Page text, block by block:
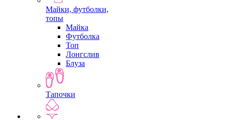
Майки, футболки,
топы
Майка
Футболка
Топ
Лонгслив
Блуза
Тапочки